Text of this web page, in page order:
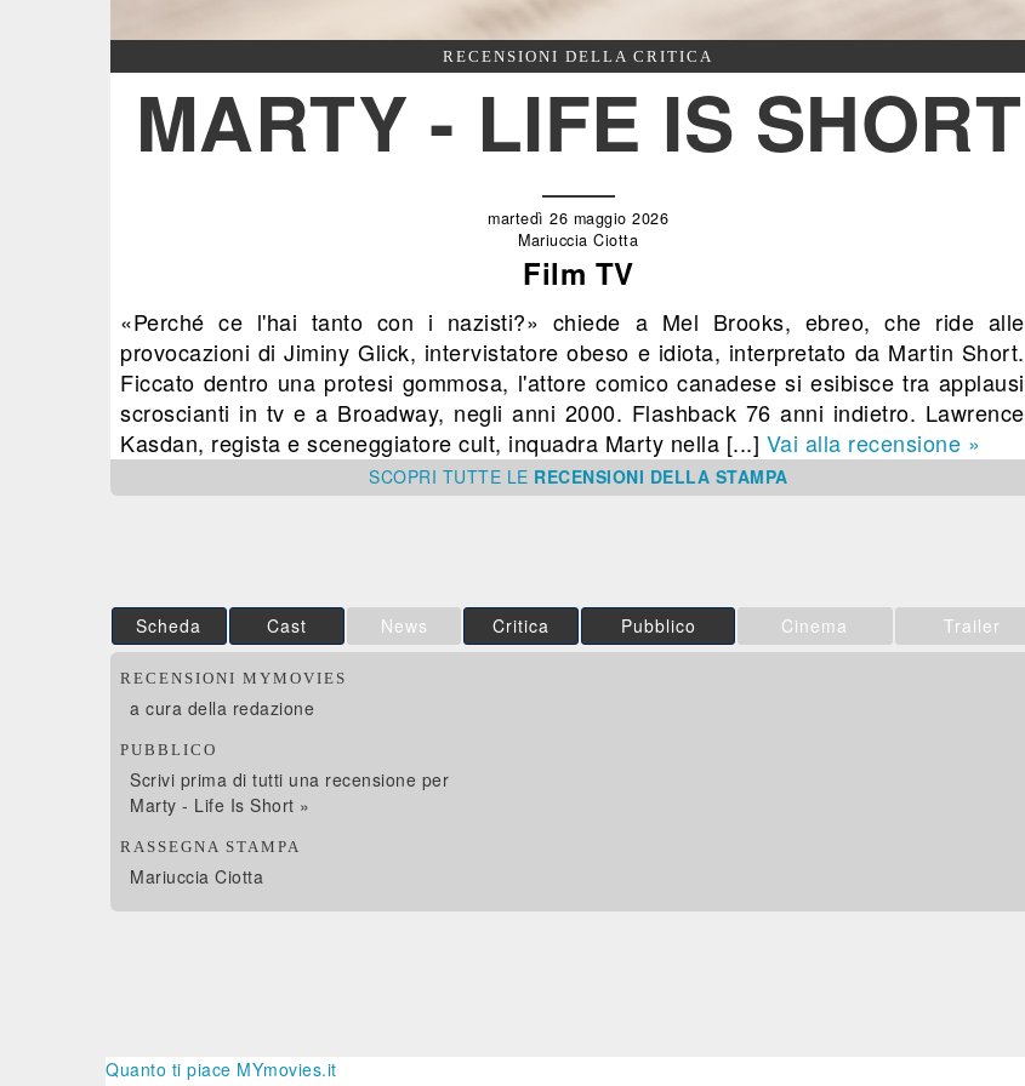
RECENSIONI DELLA CRITICA
MARTY - LIFE IS SHORT
martedì 26 maggio 2026
Mariuccia Ciotta
Film TV
«Perché ce l'hai tanto con i nazisti?» chiede a Mel Brooks, ebreo, che ride alle
provocazioni di Jiminy Glick, intervistatore obeso e idiota, interpretato da Martin Short.
Ficcato dentro una protesi gommosa, l'attore comico canadese si esibisce tra applausi
scroscianti in tv e a Broadway, negli anni 2000. Flashback 76 anni indietro. Lawrence
Kasdan, regista e sceneggiatore cult, inquadra Marty nella [...] Vai alla recensione »
SCOPRI TUTTE LE RECENSIONI DELLA STAMPA
Scheda Cast News Critica Pubblico Cinema Trailer
RECENSIONI MYMOVIES
a cura della redazione
PUBBLICO
Scrivi prima di tutti una recensione per
Marty - Life Is Short »
RASSEGNA STAMPA
Mariuccia Ciotta
Quanto ti piace MYmovies.it